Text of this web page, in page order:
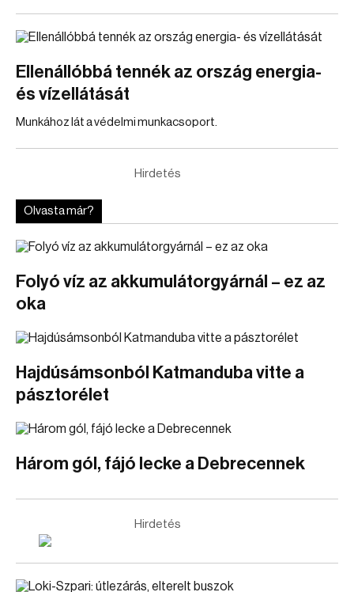
Ellenállóbbá tennék az ország energia-
és vízellátását
Munkához lát a védelmi munkacsoport.
Hirdetés
Olvasta már?
Folyó víz az akkumulátorgyárnál – ez az
oka
Hajdúsámsonból Katmanduba vitte a
pásztorélet
Három gól, fájó lecke a Debrecennek
Hirdetés